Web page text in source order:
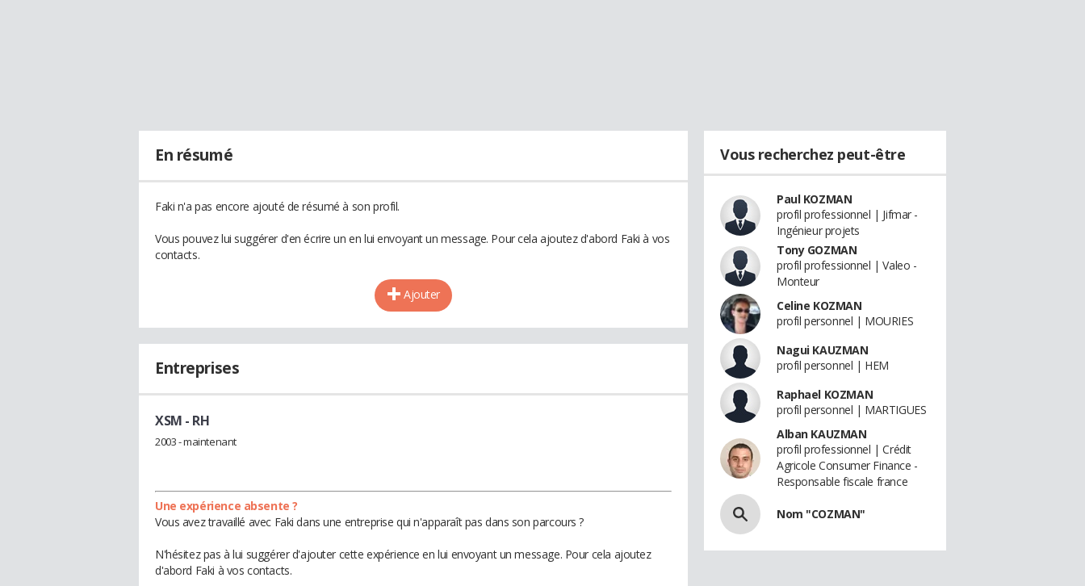
En résumé
Faki n'a pas encore ajouté de résumé à son profil.
Vous pouvez lui suggérer d'en écrire un en lui envoyant un message. Pour cela ajoutez d'abord Faki à vos
contacts.
Ajouter
Entreprises
XSM - RH
2003 - maintenant
Une expérience absente ?
Vous avez travaillé avec Faki dans une entreprise qui n'apparaît pas dans son parcours ?
N'hésitez pas à lui suggérer d'ajouter cette expérience en lui envoyant un message. Pour cela ajoutez
d'abord Faki à vos contacts.
Vous recherchez peut-être
Paul KOZMAN
profil professionnel | Jifmar -
Ingénieur projets
Tony GOZMAN
profil professionnel | Valeo -
Monteur
Celine KOZMAN
profil personnel | MOURIES
Nagui KAUZMAN
profil personnel | HEM
Raphael KOZMAN
profil personnel | MARTIGUES
Alban KAUZMAN
profil professionnel | Crédit
Agricole Consumer Finance -
Responsable fiscale france
Nom "COZMAN"